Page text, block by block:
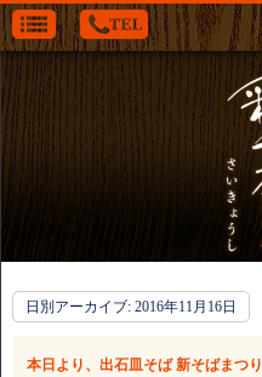
日別アーカイブ: 2016年11月16日
本日より、出石皿そば 新そばまつり